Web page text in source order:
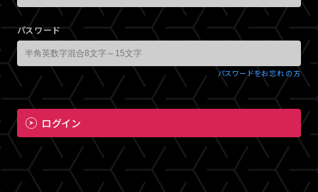
パスワード
パスワードをお忘れの方
ログイン